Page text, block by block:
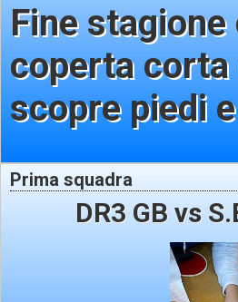
Fine stagione
coperta corta
scopre piedi
Prima squadra
DR3 GB vs